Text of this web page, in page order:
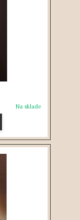
Na sklade